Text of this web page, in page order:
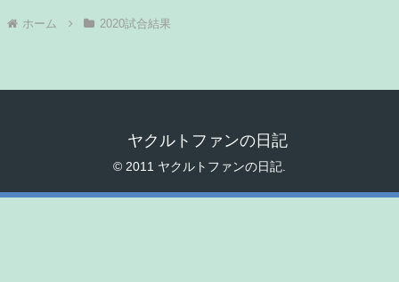
ホーム 2020試合結果
ヤクルトファンの日記
© 2011 ヤクルトファンの日記.